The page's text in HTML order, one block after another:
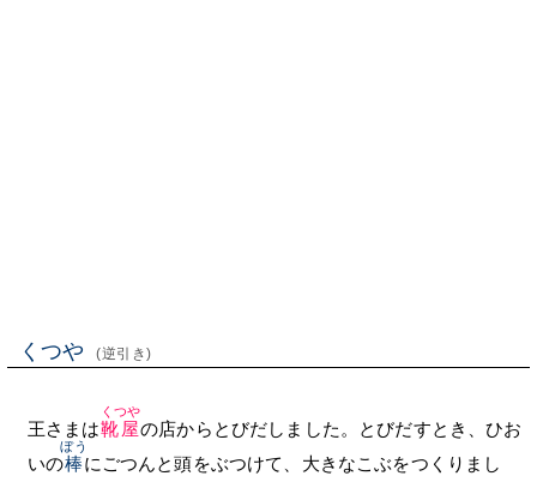
くつや (逆引き)
王さまは靴屋
くつや
の店からとびだしました。とびだすとき、ひお
いの棒
ぼう
にごつんと頭をぶつけて、大きなこぶをつくりまし